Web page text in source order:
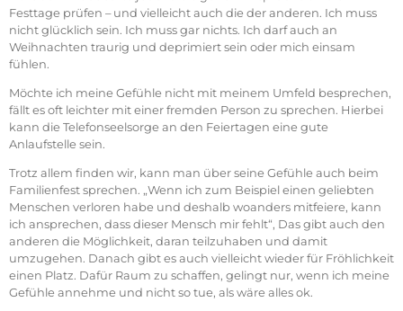
Festtage prüfen – und vielleicht auch die der anderen. Ich muss
nicht glücklich sein. Ich muss gar nichts. Ich darf auch an
Weihnachten traurig und deprimiert sein oder mich einsam
fühlen.
Möchte ich meine Gefühle nicht mit meinem Umfeld besprechen,
fällt es oft leichter mit einer fremden Person zu sprechen. Hierbei
kann die Telefonseelsorge an den Feiertagen eine gute
Anlaufstelle sein.
Trotz allem finden wir, kann man über seine Gefühle auch beim
Familienfest sprechen. „Wenn ich zum Beispiel einen geliebten
Menschen verloren habe und deshalb woanders mitfeiere, kann
ich ansprechen, dass dieser Mensch mir fehlt“, Das gibt auch den
anderen die Möglichkeit, daran teilzuhaben und damit
umzugehen. Danach gibt es auch vielleicht wieder für Fröhlichkeit
einen Platz. Dafür Raum zu schaffen, gelingt nur, wenn ich meine
Gefühle annehme und nicht so tue, als wäre alles ok.